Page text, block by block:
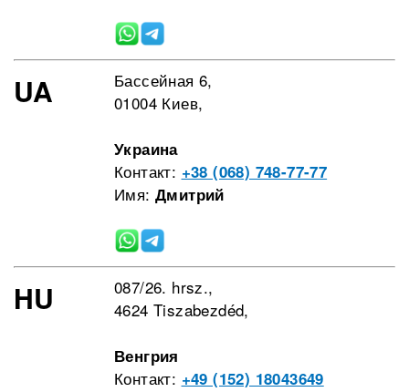
UA
Бассейная 6,
01004 Киев,
Украина
Контакт: +38 (068) 748-77-77
Имя: Дмитрий
HU
087/26. hrsz.,
4624 Tiszabezdéd,
Венгрия
Контакт: +49 (152) 18043649